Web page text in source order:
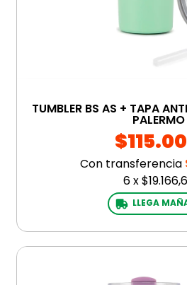
TUMBLER BS AS + TAPA
PALERMO
Con transferencia
6x
LLEGA